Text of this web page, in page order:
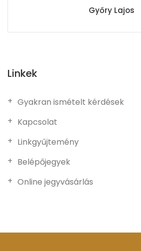
Győry Lajos
Linkek
Gyakran ismételt kérdések
Kapcsolat
Linkgyűjtemény
Belépőjegyek
Online jegyvásárlás